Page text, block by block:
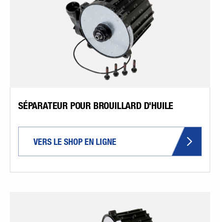
SÉPARATEUR POUR BROUILLARD D'HUILE
VERS LE SHOP EN LIGNE